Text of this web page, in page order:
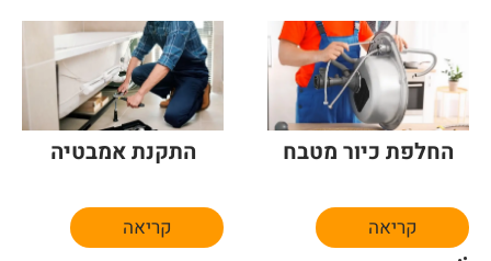
החלפת כיור מטבח
קריאה
התקנת אמבטיה
קריאה